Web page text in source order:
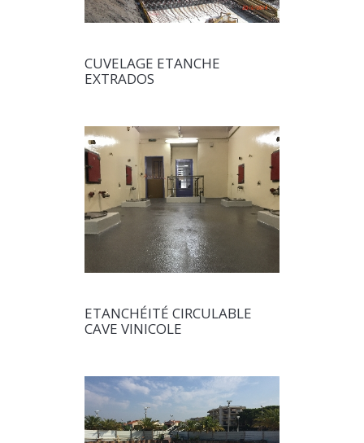
CUVELAGE ETANCHE
EXTRADOS
ETANCHÉITÉ CIRCULABLE
CAVE VINICOLE